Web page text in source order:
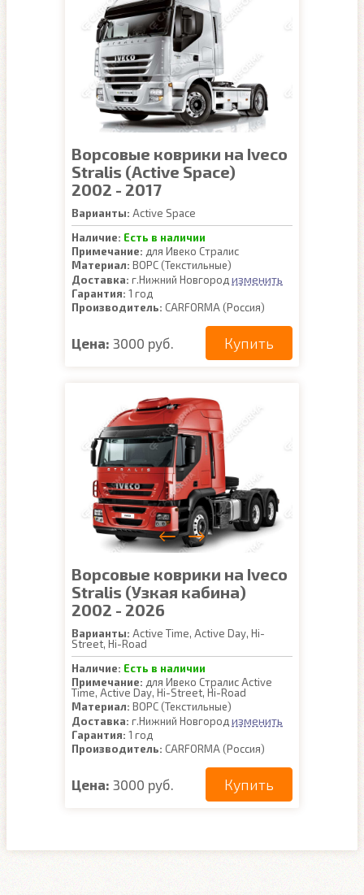
Ворсовые коврики на Iveco
Stralis (Active Space)
2002 - 2017
Варианты: Active Space
Наличие: Есть в наличии
Примечание: для Ивеко Стралис
Материал: ВОРС (Текстильные)
Доставка: г.Нижний Новгород изменить
Гарантия: 1 год
Производитель: CARFORMA (Россия)
Цена: 3000 руб. Купить
Ворсовые коврики на Iveco
Stralis (Узкая кабина)
2002 - 2026
Варианты: Active Time, Active Day, Hi-
Street, Hi-Road
Наличие: Есть в наличии
Примечание: для Ивеко Стралис Active
Time, Active Day, Hi-Street, Hi-Road
Материал: ВОРС (Текстильные)
Доставка: г.Нижний Новгород изменить
Гарантия: 1 год
Производитель: CARFORMA (Россия)
Цена: 3000 руб. Купить